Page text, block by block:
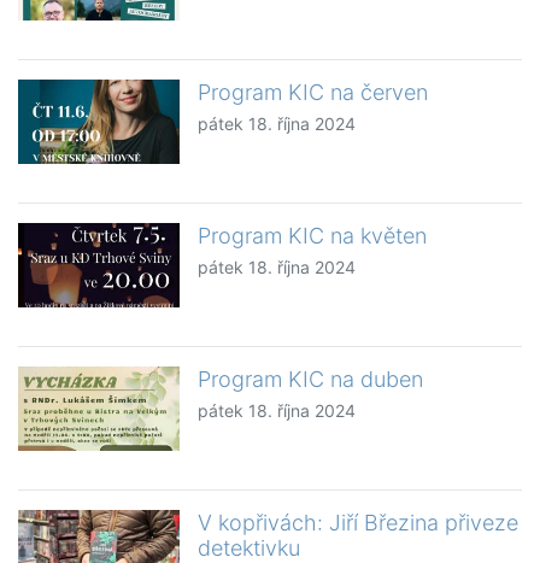
Program KIC na červen
pátek 18. října 2024
Program KIC na květen
pátek 18. října 2024
Program KIC na duben
pátek 18. října 2024
V kopřivách: Jiří Březina přiveze
detektivku